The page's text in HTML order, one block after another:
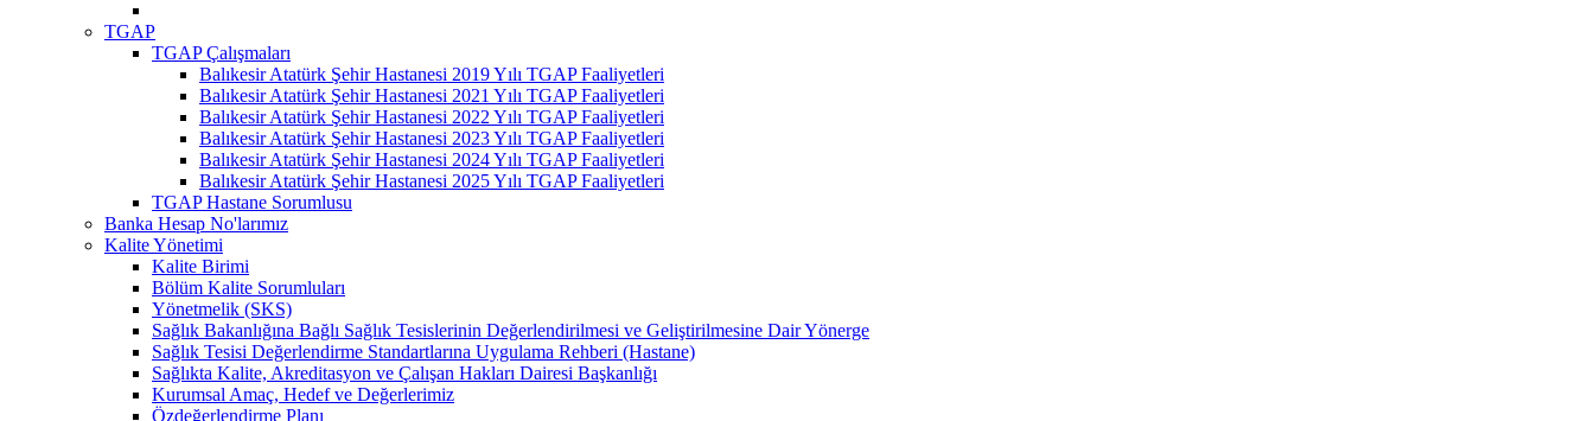
TGAP
TGAP Çalışmaları
Balıkesir Atatürk Şehir Hastanesi 2019 Yılı TGAP Faaliyetleri
Balıkesir Atatürk Şehir Hastanesi 2021 Yılı TGAP Faaliyetleri
Balıkesir Atatürk Şehir Hastanesi 2022 Yılı TGAP Faaliyetleri
Balıkesir Atatürk Şehir Hastanesi 2023 Yılı TGAP Faaliyetleri
Balıkesir Atatürk Şehir Hastanesi 2024 Yılı TGAP Faaliyetleri
Balıkesir Atatürk Şehir Hastanesi 2025 Yılı TGAP Faaliyetleri
TGAP Hastane Sorumlusu
Banka Hesap No'larımız
Kalite Yönetimi
Kalite Birimi
Bölüm Kalite Sorumluları
Yönetmelik (SKS)
Sağlık Bakanlığına Bağlı Sağlık Tesislerinin Değerlendirilmesi ve Geliştirilmesine Dair Yönerge
Sağlık Tesisi Değerlendirme Standartlarına Uygulama Rehberi (Hastane)
Sağlıkta Kalite, Akreditasyon ve Çalışan Hakları Dairesi Başkanlığı
Kurumsal Amaç, Hedef ve Değerlerimiz
Özdeğerlendirme Planı